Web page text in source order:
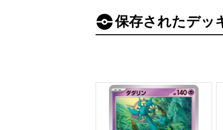
保存されたデッ